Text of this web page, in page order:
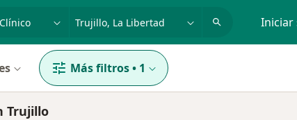
enfermedad o nombre Iniciar
Más filtros• 1
Trujillo